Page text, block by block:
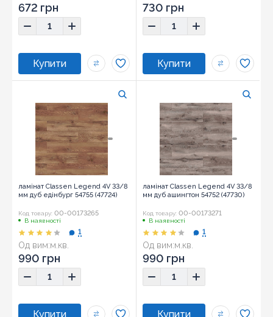
672 грн 730 грн
ламінат Classen Legend 4V 33/8
мм дуб едінбург 54755 (47724)
Код товару: 00-00173265
В наявності
Од вим:м.кв.
1
990 грн
ламінат Classen Legend 4V 33/8
мм дуб ашингтон 54752 (47730)
Код товару: 00-00173271
В наявності
Од вим:м.кв.
1
990 грн